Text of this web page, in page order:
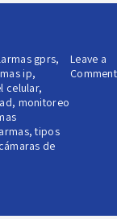
gprs,
ip,
celular,
, monitoreo
,tipos
de
Leave a
Comment